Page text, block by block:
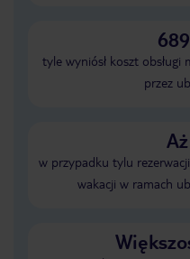
tyle wyniósł koszt
przez
w przypadku tylu
wakacji w ramach